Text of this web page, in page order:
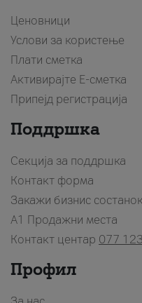
Ценовници
Услови за користење
Плати сметка
Активирајте Е-сметка
Припејд регистрација
Поддршка
Секција за поддршка
Контакт форма
Закажи бизнис состанок
A1 Продажни места
Контакт центар 077
Профил